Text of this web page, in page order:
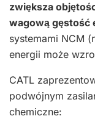
zwiększa
wagową gęstość
systemami NCM
energii może
CATL
podwójnym
chemiczne: